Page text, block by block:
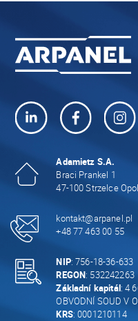
Adamietz S.A.
Braci Prankel 1
47-100 Strzelce
kontakt@arpanel.pl
+48 77 463 00 55
NIP: 756-18-36-633
REGON: 532242263
Základní kapitál: 4
OBVODNÍ SOUD V
KRS: 0001210114